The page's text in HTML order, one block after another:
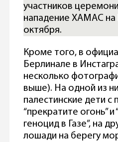
участников
нападение ХАМАС на
октября.
Кроме того, в
Берлинале в
несколько
выше). На одной из
палестинские дети с
“прекратите огонь” и
геноцид в Газе”, на
лошади на берегу